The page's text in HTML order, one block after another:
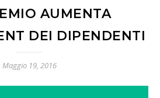
AUMENTA
DEI DIPENDENTI
Maggio 19, 2016